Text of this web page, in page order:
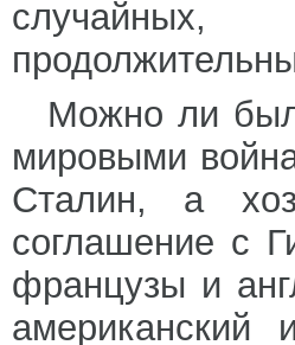
случайных,
Можно ли
мировыми
Сталин, а
соглашение с
французы и
американский